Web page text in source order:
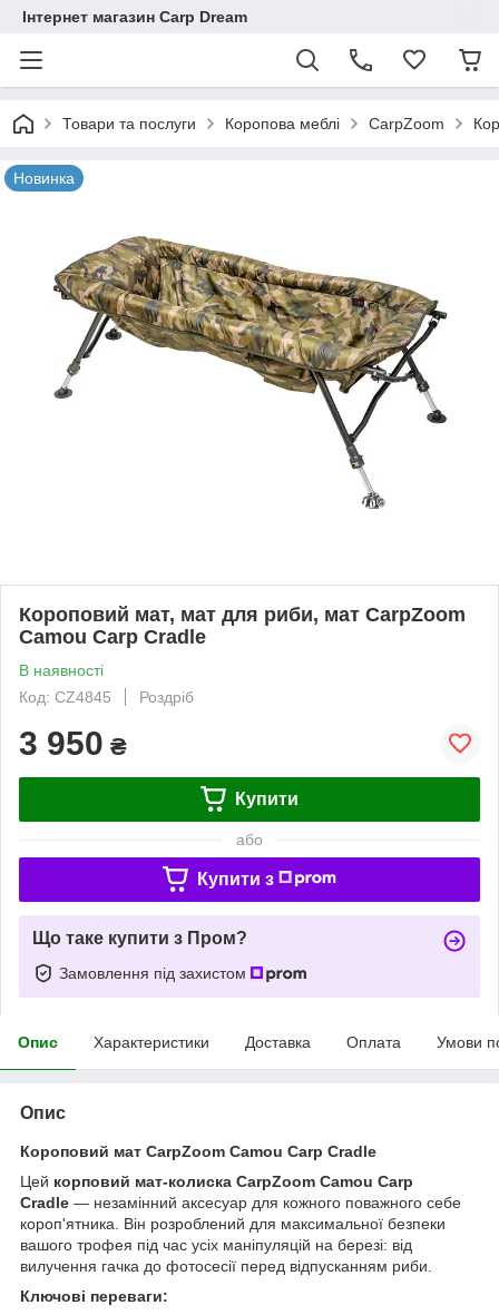
Інтернет магазин Carp Dream
Товари та послуги Коропова меблі CarpZoom
Новинка
Короповий мат, мат для риби, мат CarpZoom
Camou Carp Cradle
В наявності
Код: CZ4845
Роздріб
3 950 ₴
Купити
або
Купити з
Що таке купити з Пром?
Замовлення під захистом
Опис Характеристики Доставка Оплата Умови
Опис
Короповий мат CarpZoom Camou Carp Cradle
Цей корповий мат-колиска CarpZoom Camou Carp
Cradle — незамінний аксесуар для кожного поважного себе
короп'ятника. Він розроблений для максимальної безпеки
вашого трофея під час усіх маніпуляцій на березі: від
вилучення гачка до фотосесії перед відпусканням риби.
Ключові переваги: